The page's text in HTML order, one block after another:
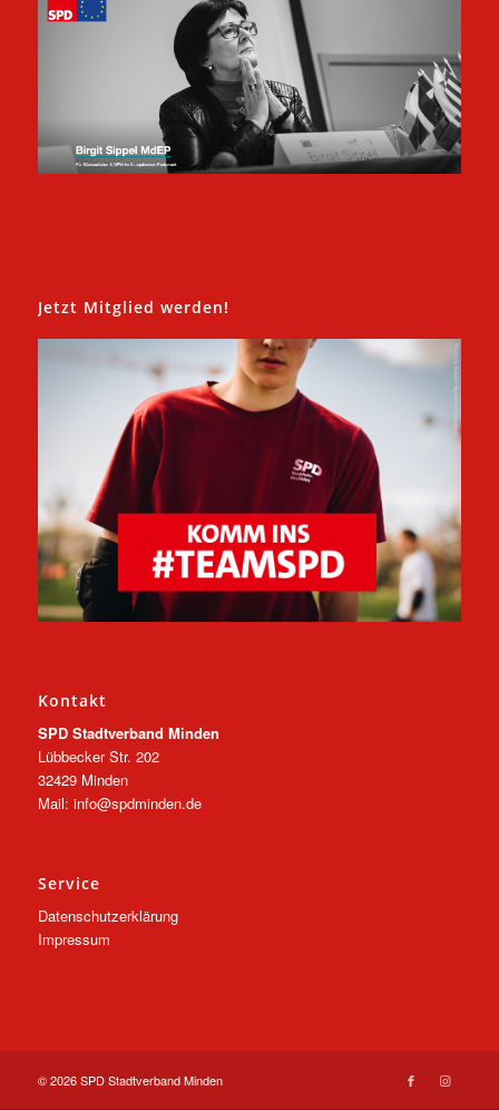
Jetzt Mitglied werden!
Kontakt
SPD Stadtverband Minden
Lübbecker Str. 202
32429 Minden
Mail: info@spdminden.de
Service
Datenschutzerklärung
Impressum
© 2026 SPD Stadtverband Minden